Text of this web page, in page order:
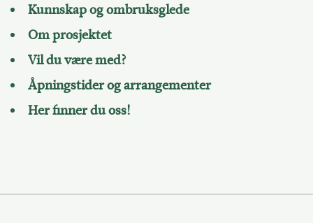
Kunnskap og ombruksglede
Om prosjektet
Vil du være med?
Åpningstider og arrangementer
Her finner du oss!